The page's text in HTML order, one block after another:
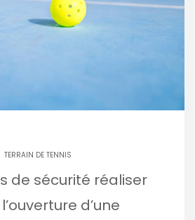
TERRAIN DE TENNIS
de sécurité réaliser
d’une